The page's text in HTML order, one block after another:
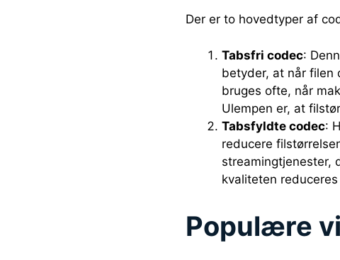
Der er to hovedtyper af
Tabsfri codec:
betyder, at når filen
bruges ofte, når
Ulempen er, at
Tabsfyldte codec:
reducere
streamingtjenester,
kvaliteten
Populære